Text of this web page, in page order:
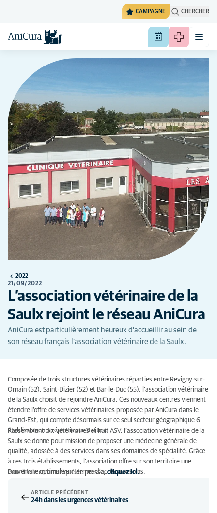
CAMPAGNE CHERCHER
2022
21/09/2022
L’association vétérinaire de la
Saulx rejoint le réseau AniCura
AniCura est particulièrement heureux d’accueillir au sein de
son réseau français l'association vétérinaire de la Saulx.
Composée de trois structures vétérinaires réparties entre Revigny-sur-
Ornain (52), Saint-Dizier (52) et Bar-le-Duc (55), l’association vétérinaire
de la Saulx choisit de rejoindre AniCura. Ces nouveaux centres viennent
étendre l'offre de services vétérinaires proposée par AniCura dans le
Grand-Est, qui compte désormais sur ce seul secteur géographique 6
établissements répartis sur 11 sites.
Rassemblant dix vétérinaires et huit ASV, l’association vétérinaire de la
Saulx se donne pour mission de proposer une médecine générale de
qualité, adossée à des services dans ses domaines de spécialité. Grâce
à ces trois établissements, l’association offre sur son territoire une
couverture optimale en termes d’accès aux soins.
Pour lire le communiqué de presse,cliquez ici.
ARTICLE PRÉCÉDENT
24h dans les urgences vétérinaires